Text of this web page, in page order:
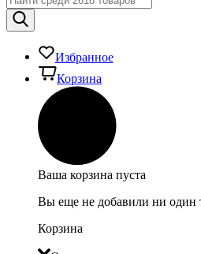
Избранное
Корзина
Ваша корзина пуста
Вы еще не добавили ни один
Корзина